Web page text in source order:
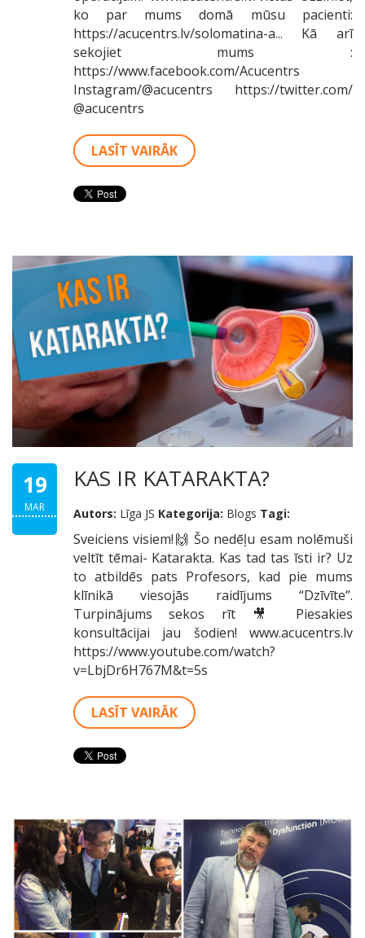
ko par mums domā mūsu pacienti:
https://acucentrs.lv/solomatina-a... Kā arī
sekojiet mums :
https://www.facebook.com/Acucentrs
Instagram/@acucentrs https://twitter.com/
@acucentrs
LASĪT VAIRĀK
19
MAR
KAS IR KATARAKTA?
Autors: Līga JS Kategorija: Blogs Tagi:
Sveiciens visiem!🙌 Šo nedēļu esam nolēmuši
veltīt tēmai- Katarakta. Kas tad tas īsti ir? Uz
to atbildēs pats Profesors, kad pie mums
klīnikā viesojās raidījums “Dzīvīte”.
Turpinājums sekos rīt 🎥 Piesakies
konsultācijai jau šodien! www.acucentrs.lv
https://www.youtube.com/watch?
v=LbjDr6H767M&t=5s
LASĪT VAIRĀK